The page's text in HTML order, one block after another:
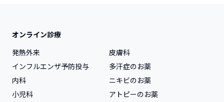
上記には当てはまらないが、医師の診察を受けたい
次の質問へ
オンライン診療
発熱外来
インフルエンザ予防投与
内科
小児科
皮膚科
多汗症のお薬
ニキビのお薬
アトピーのお薬